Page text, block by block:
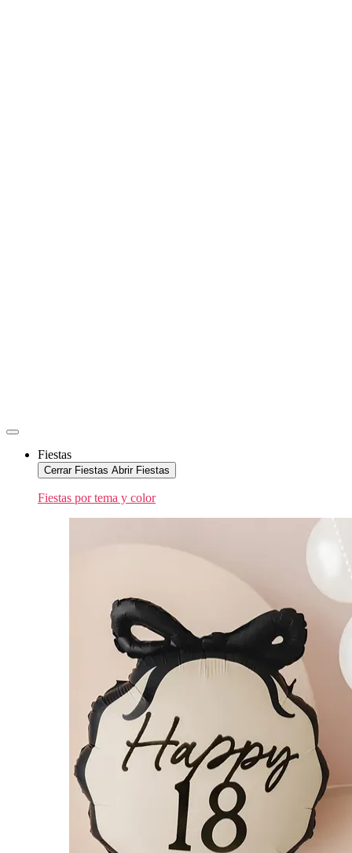
Fiestas
Cerrar Fiestas Abrir Fiestas
Fiestas por tema y color